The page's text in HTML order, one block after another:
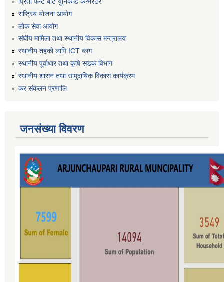
राष्ट्रिय योजना आयोग
लोक सेवा आयोग
संघीय मामिला तथा स्थानीय विकास मन्त्रालय
स्थानीय तहको लागि ICT ब्लग
स्थानीय पूर्वाधार तथा कृषि सडक विभाग
स्थानीय शासन तथा सामुदायिक विकास कार्यक्रम
कर स‌ंकलन प्रणालि
जनसंख्या विवरण